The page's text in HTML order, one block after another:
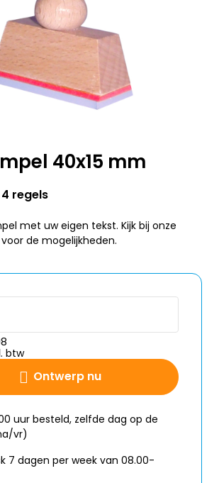
40x15 mm
regels
met uw eigen tekst. Kijk bij onze
de mogelijkheden.
Ontwerp nu
btw
uur besteld, zelfde dag op de
vr)
7 dagen per week van 08.00-